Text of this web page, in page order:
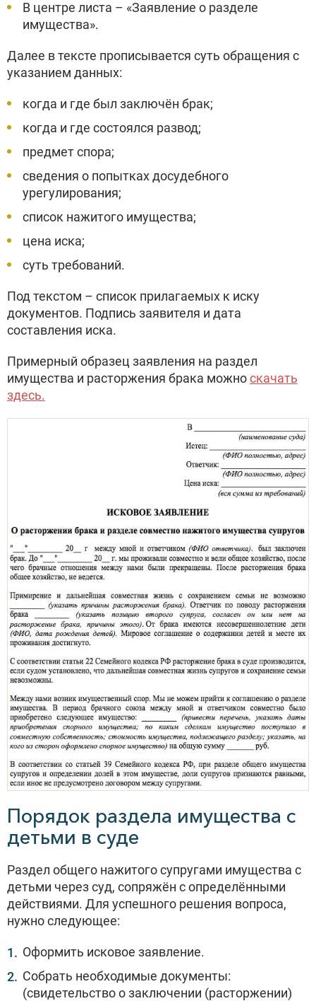
В центре листа – «Заявление о разделе
имущества».
Далее в тексте прописывается суть обращения с
указанием данных:
когда и где был заключён брак;
когда и где состоялся развод;
предмет спора;
сведения о попытках досудебного
урегулирования;
список нажитого имущества;
цена иска;
суть требований.
Под текстом – список прилагаемых к иску
документов. Подпись заявителя и дата
составления иска.
Примерный образец заявления на раздел
имущества и расторжения брака можноскачать
здесь.
Порядок раздела имущества с
детьми в суде
Раздел общего нажитого супругами имущества с
детьми через суд, сопряжён с определёнными
действиями. Для успешного решения вопроса,
нужно следующее:
Оформить исковое заявление.
Собрать необходимые документы:
(свидетельство о заключении (расторжении)